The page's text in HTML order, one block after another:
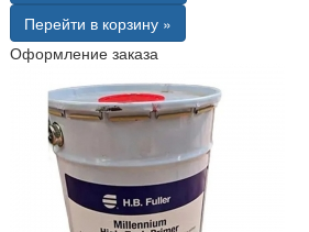
Перейти в корзину »
Оформление заказа